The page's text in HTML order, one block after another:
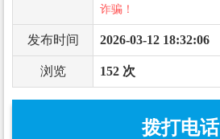
诈骗！
发布时间 2026-03-12 18:32:06
浏览 152 次
拨打电话